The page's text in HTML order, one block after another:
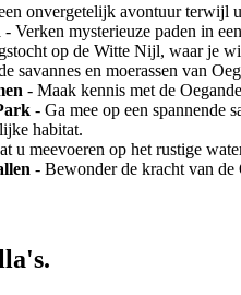
onvergetelijk avontuur terwijl
- Verken mysterieuze paden in
op de Witte Nijl, waar je
savannes en moerassen van
- Maak kennis met de
- Ga mee op een spannende
habitat.
u meevoeren op het rustige
- Bewonder de kracht van de